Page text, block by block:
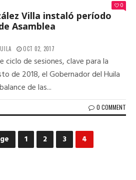
0
Villa instaló período
Asamblea
OCT 02, 2017
ciclo de sesiones, clave para la
de 2018, el Gobernador del Huila
de las...
0 COMMENT
1 2 3 4